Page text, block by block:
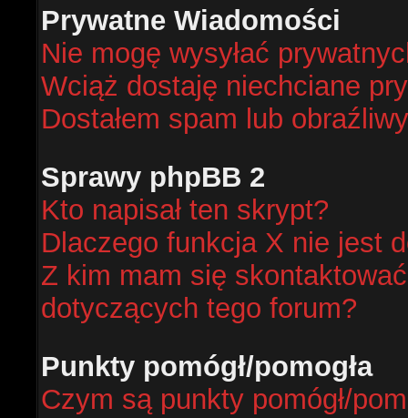
Prywatne Wiadomości
Nie mogę wysyłać
Wciąż dostaję niechciane
Dostałem spam lub
Sprawy phpBB 2
Kto napisał ten skrypt?
Dlaczego funkcja X nie jest
Z kim mam się
dotyczących tego forum?
Punkty pomógł/pomogła
Czym są punkty pomógł/